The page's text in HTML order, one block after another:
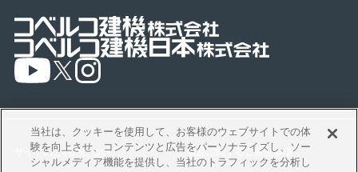
サイトのご利用について 製品に関するご留意事項
当社は、クッキーを使用して、お客様のウェブサイトでの体
験を向上させ、コンテンツと広告をパーソナライズし、ソー
シャルメディア機能を提供し、当社のトラフィックを分析し